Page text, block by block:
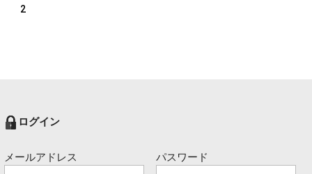
2
ログイン
メールアドレス パスワード